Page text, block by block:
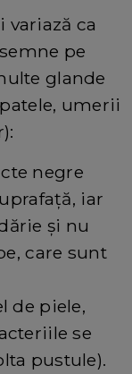
ca
pe
glande
umerii
negre
iar
și nu
care sunt
de piele,
se
pustule).